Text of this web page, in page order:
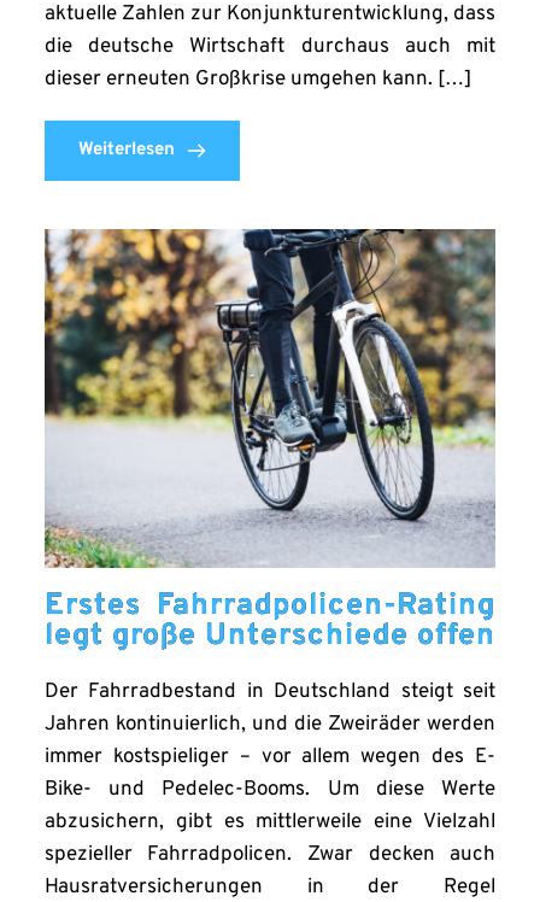
aktuelle Zahlen zur Konjunkturentwicklung, dass
die deutsche Wirtschaft durchaus auch mit
dieser erneuten Großkrise umgehen kann. […]
Weiterlesen
Erstes Fahrradpolicen-Rating
legt große Unterschiede offen
Der Fahrradbestand in Deutschland steigt seit
Jahren kontinuierlich, und die Zweiräder werden
immer kostspieliger – vor allem wegen des E-
Bike- und Pedelec-Booms. Um diese Werte
abzusichern, gibt es mittlerweile eine Vielzahl
spezieller Fahrradpolicen. Zwar decken auch
Hausratversicherungen in der Regel